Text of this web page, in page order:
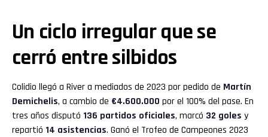
Un ciclo irregular que se
cerró entre silbidos
Colidio llegó a River a mediados de 2023 por pedido de Martín
Demichelis, a cambio de €4.600.000 por el 100% del pase. En
tres años disputó 136 partidos oficiales, marcó 32 goles y
repartió 14 asistencias. Ganó el Trofeo de Campeones 2023